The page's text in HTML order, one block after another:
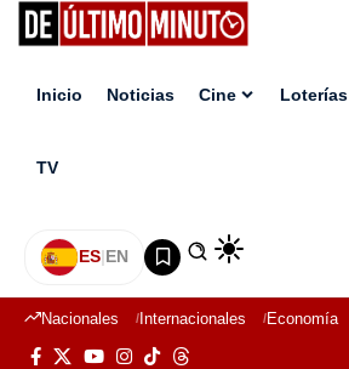
Inicio Noticias Cine Loterías
TV
ES|EN
Nacionales Internacionales Economía